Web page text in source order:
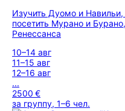
Изучить Дуомо и Навильи,
посетить Мурано и
Ренессанса
10–14 авг
11–15 авг
12–16 авг
...
2500 €
за группу, 1–6 чел.